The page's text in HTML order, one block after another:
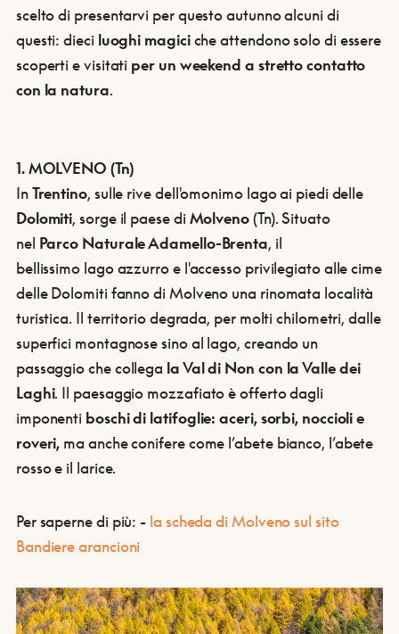
scelto di presentarvi per questo autunno alcuni di
questi: dieci luoghi magiciche attendono solo di essere
scoperti e visitati per un weekend a stretto contatto
con la natura.
1. MOLVENO (Tn)
InTrentino, sulle rive dell'omonimo lago ai piedi delle
Dolomiti, sorge il paese diMolveno(Tn). Situato
nel Parco Naturale Adamello-Brenta, il
bellissimo lago azzurro e l'accesso privilegiato alle cime
delle Dolomiti fanno di Molveno una rinomata località
turistica. Il territorio degrada, per molti chilometri, dalle
superfici montagnose sino al lago, creando un
passaggio che collega la Val di Non con la Valle dei
Laghi. Il paesaggio mozzafiato è offerto dagli
imponenti boschi di latifoglie: aceri, sorbi, noccioli e
roveri, ma anche conifere come l’abete bianco, l’abete
rosso e il larice.
Per saperne di più: - la scheda di Molveno sul sito
Bandiere arancioni